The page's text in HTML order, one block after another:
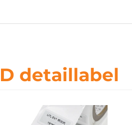
detaillabel